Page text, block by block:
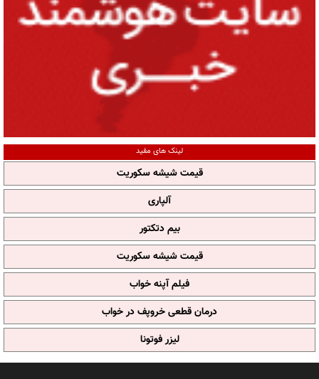
لینک های مفید
قیمت شیشه سکوریت
آلپاری
بیم دتکتور
قیمت شیشه سکوریت
فیلم آپنه خواب
درمان قطعی خروپف در خواب
لیزر فوتونا